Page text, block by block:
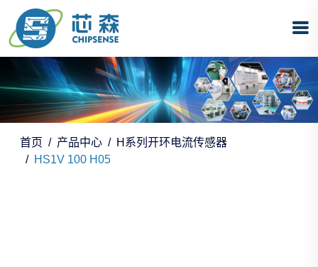
首页 产品中心
H系列开环电流传感器
HS1V 100 H05